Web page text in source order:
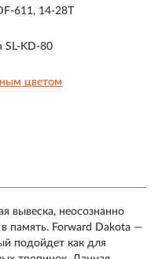
611, 14-28T
SL-KD-80
цветом
вывеска, неосознанно
в память. Forward Dakota —
подойдет как для